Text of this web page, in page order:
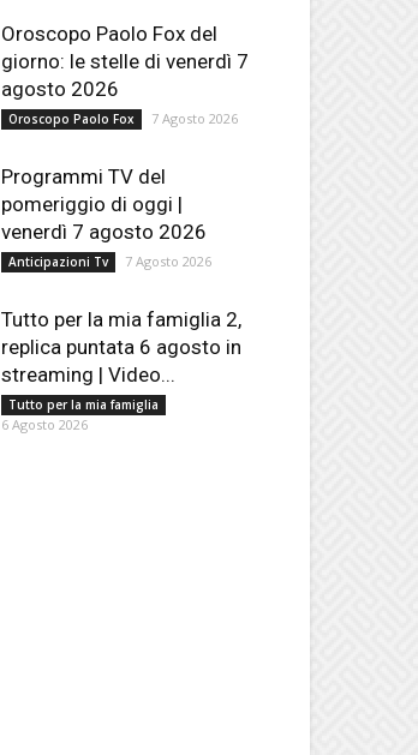
Oroscopo Paolo Fox del
giorno: le stelle di venerdì 7
agosto 2026
Oroscopo Paolo Fox 7 Agosto 2026
Programmi TV del
pomeriggio di oggi |
venerdì 7 agosto 2026
Anticipazioni Tv 7 Agosto 2026
Tutto per la mia famiglia 2,
replica puntata 6 agosto in
streaming | Video...
Tutto per la mia famiglia
6 Agosto 2026